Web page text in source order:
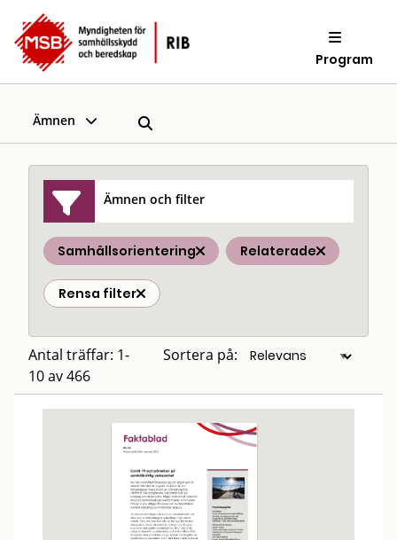
Program
Ämnen
Ämnen och filter
Samhällsorientering Relaterade
Rensa filter
Antal träffar: 1-
10 av 466
Sortera på: